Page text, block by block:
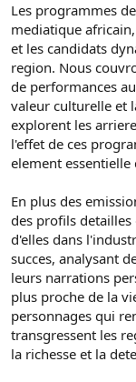
Les programmes
mediatique
et les candidats
region. Nous
de performances
valeur culturelle et
explorent les
l'effet de ces
element
En plus des
des profils
d'elles dans
succes, analysant
leurs narrations
plus proche de la
personnages qui
transgressent les
la richesse et la